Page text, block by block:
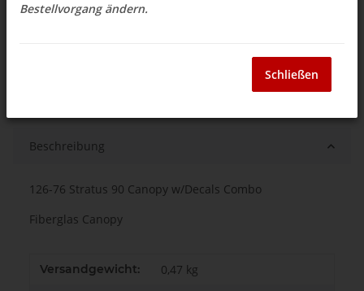
Beschreibung
126-76 Stratus 90 Canopy w/Decals Combo
Fiberglas Canopy
Versandgewicht: 0,47 kg
Bestellvorgang ändern.
Schließen